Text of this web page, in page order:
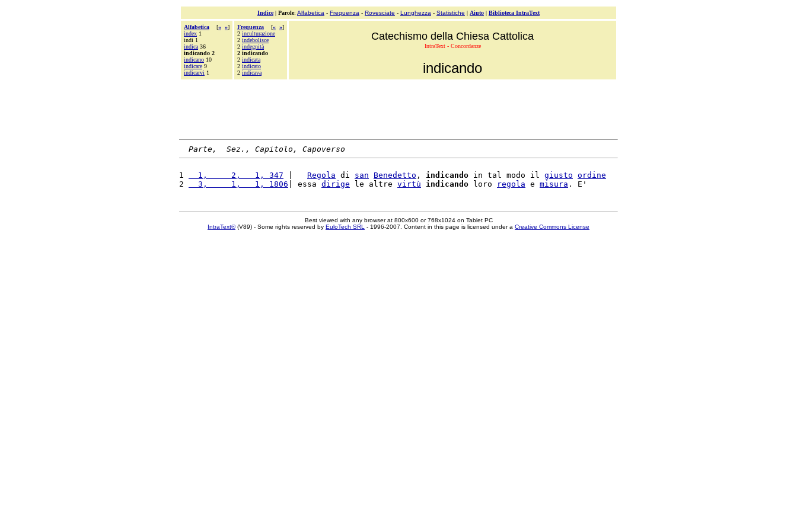
Indice| Parole: Alfabetica - Frequenza - Rovesciate - Lunghezza - Statistiche | Aiuto | Biblioteca IntraText
Alfabetica [« »]
index 1
indi 1
indica 36
indicando 2
indicano 10
indicare 9
indicarvi 1
Frequenza [« »]
2 inculturazione
2 indebolisce
2 indegnità
2 indicando
2 indicata
2 indicato
2 indicava
Catechismo della Chiesa Cattolica
IntraText - Concordanze
indicando
Parte,  Sez., Capitolo, Capoverso
1
  1,     2,   1, 347
Regola di san Benedetto , indicando in tal modo il giusto ordine
2
  3,     1,   1, 1806
| essa dirige le altre virtù indicando loro regola e misura
Best viewed with any browser at 800x600 or 768x1024 on Tablet PC
IntraText®(V89) - Some rights reserved by EuloTech SRL - 1996-2007. Content in this page is licensed under a Creative Commons License